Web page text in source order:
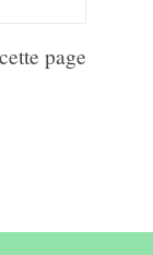
page